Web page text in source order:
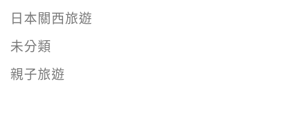
日本關西旅遊
未分類
親子旅遊